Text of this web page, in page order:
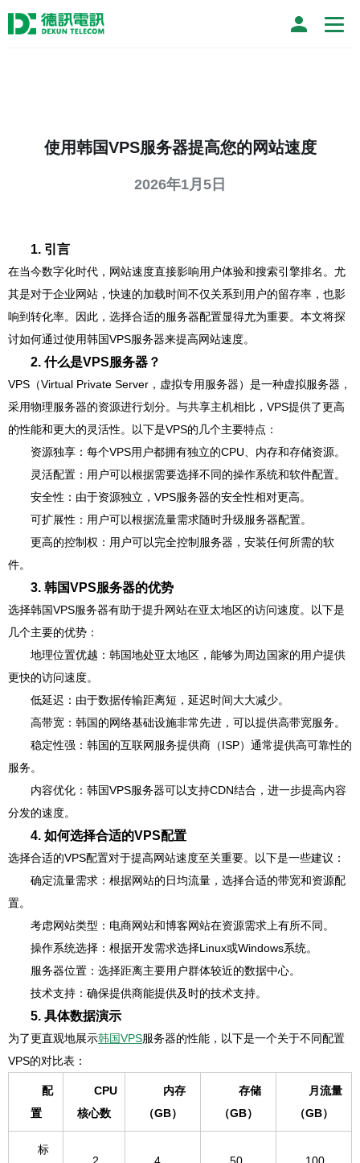
使用韩国VPS服务器提高您的网站速度
2026年1月5日
1. 引言
在当今数字化时代，网站速度直接影响用户体验和搜索引擎排名。尤
其是对于企业网站，快速的加载时间不仅关系到用户的留存率，也影
响到转化率。因此，选择合适的服务器配置显得尤为重要。本文将探
讨如何通过使用韩国VPS服务器来提高网站速度。
2. 什么是VPS服务器？
VPS（Virtual Private Server，虚拟专用服务器）是一种虚拟服务器，
采用物理服务器的资源进行划分。与共享主机相比，VPS提供了更高
的性能和更大的灵活性。以下是VPS的几个主要特点：
资源独享：每个VPS用户都拥有独立的CPU、内存和存储资源。
灵活配置：用户可以根据需要选择不同的操作系统和软件配置。
安全性：由于资源独立，VPS服务器的安全性相对更高。
可扩展性：用户可以根据流量需求随时升级服务器配置。
更高的控制权：用户可以完全控制服务器，安装任何所需的软
件。
3. 韩国VPS服务器的优势
选择韩国VPS服务器有助于提升网站在亚太地区的访问速度。以下是
几个主要的优势：
地理位置优越：韩国地处亚太地区，能够为周边国家的用户提供
更快的访问速度。
低延迟：由于数据传输距离短，延迟时间大大减少。
高带宽：韩国的网络基础设施非常先进，可以提供高带宽服务。
稳定性强：韩国的互联网服务提供商（ISP）通常提供高可靠性的
服务。
内容优化：韩国VPS服务器可以支持CDN结合，进一步提高内容
分发的速度。
4. 如何选择合适的VPS配置
选择合适的VPS配置对于提高网站速度至关重要。以下是一些建议：
确定流量需求：根据网站的日均流量，选择合适的带宽和资源配
置。
考虑网站类型：电商网站和博客网站在资源需求上有所不同。
操作系统选择：根据开发需求选择Linux或Windows系统。
服务器位置：选择距离主要用户群体较近的数据中心。
技术支持：确保提供商能提供及时的技术支持。
5. 具体数据演示
为了更直观地展示韩国VPS服务器的性能，以下是一个关于不同配置
VPS的对比表：
配
置
CPU
核心数
内存
（GB）
存储
（GB）
月流量
（GB）
标